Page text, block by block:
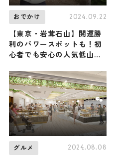
おでかけ 2024.09.22
【東京・岩茸石山】開運勝
利のパワースポットも！初
心者でも安心の人気低山に
きメシ！コラボ企画）
グルメ 2024.08.08